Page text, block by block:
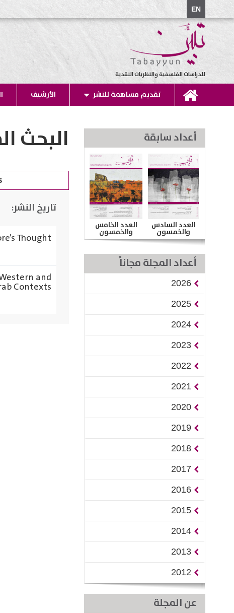
EN
للدراسات الفلسفية والنظريات النقدية
تقديم مساهمة للنشر الأرشيف
البحث
تاريخ النشر:
Thought
and
Contexts
أعداد سابقة
العدد السادس
والخمسون
العدد الخامس
والخمسون
أعداد المجلة مجاناً
2026
2025
2024
2023
2022
2021
2020
2019
2018
2017
2016
2015
2014
2013
2012
عن المجلة